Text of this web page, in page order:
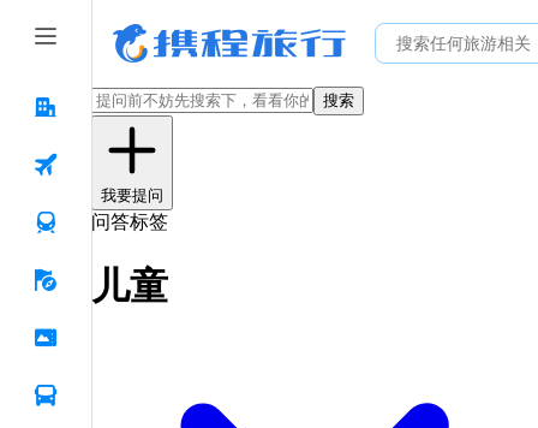
搜索
我要提问
问答标签
儿童